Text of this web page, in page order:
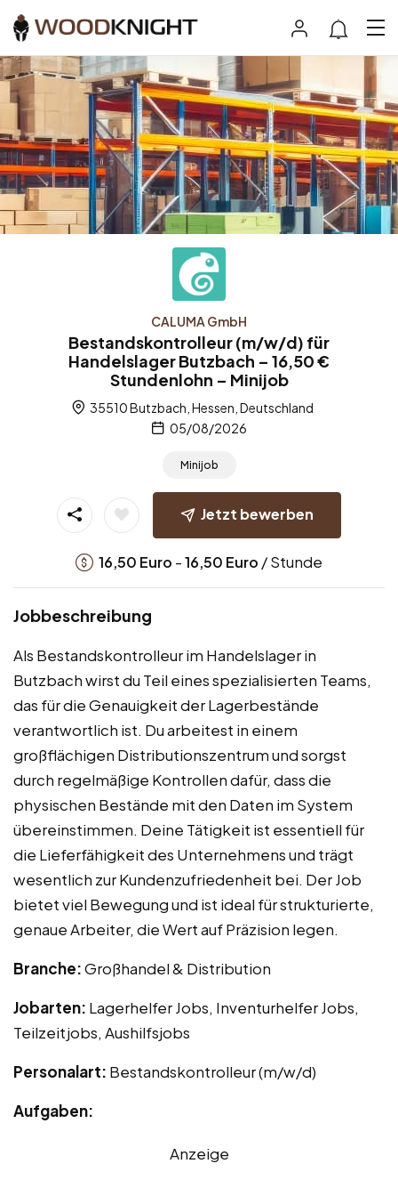
CALUMA GmbH
Bestandskontrolleur (m/w/d) für
Handelslager Butzbach – 16,50 €
Stundenlohn – Minijob
35510 Butzbach, Hessen, Deutschland
05/08/2026
Minijob
Jetzt bewerben
16,50 Euro -16,50 Euro / Stunde
Jobbeschreibung
Als Bestandskontrolleur im Handelslager in
Butzbach wirst du Teil eines spezialisierten Teams,
das für die Genauigkeit der Lagerbestände
verantwortlich ist. Du arbeitest in einem
großflächigen Distributionszentrum und sorgst
durch regelmäßige Kontrollen dafür, dass die
physischen Bestände mit den Daten im System
übereinstimmen. Deine Tätigkeit ist essentiell für
die Lieferfähigkeit des Unternehmens und trägt
wesentlich zur Kundenzufriedenheit bei. Der Job
bietet viel Bewegung und ist ideal für strukturierte,
genaue Arbeiter, die Wert auf Präzision legen.
Branche:Großhandel & Distribution
Jobarten: Lagerhelfer Jobs, Inventurhelfer Jobs,
Teilzeitjobs, Aushilfsjobs
Personalart: Bestandskontrolleur (m/w/d)
Aufgaben:
Anzeige